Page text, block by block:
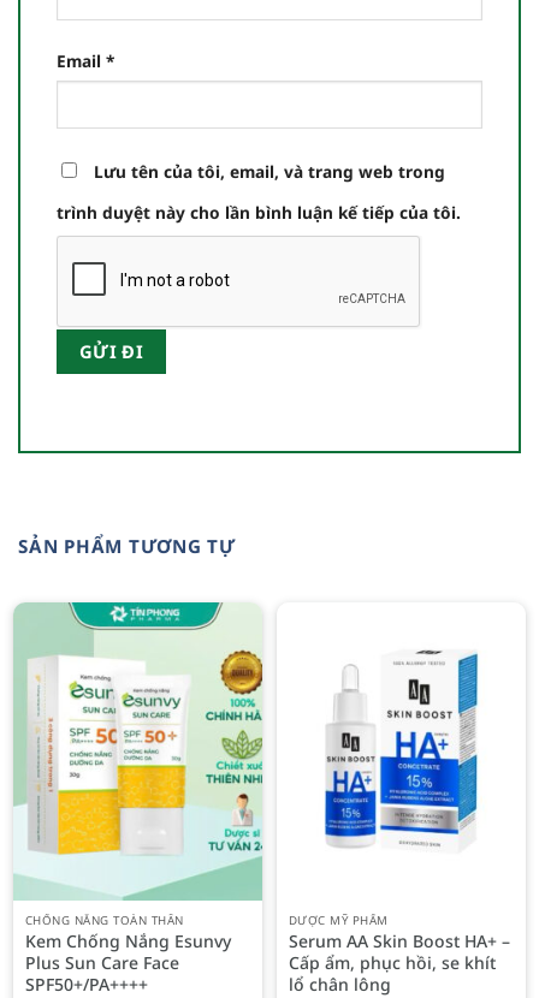
Email *
Lưu tên của tôi, email, và trang web trong
trình duyệt này cho lần bình luận kế tiếp của tôi.
SẢN PHẨM TƯƠNG TỰ
CHỐNG NẮNG TOÀN THÂN
Kem Chống Nắng Esunvy
Plus Sun Care Face
SPF50+/PA++++
DƯỢC MỸ PHẨM
Serum AA Skin Boost HA+ –
Cấp ẩm, phục hồi, se khít
lổ chân lông